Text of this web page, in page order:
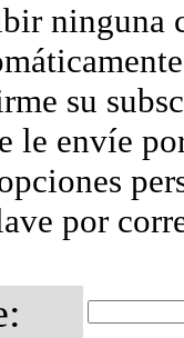
ninguna
su
le envíe
por